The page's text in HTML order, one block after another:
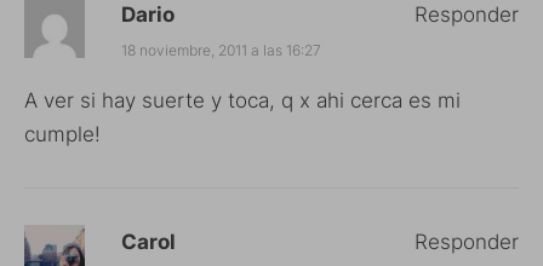
Dario
18 noviembre, 2011 a las 16:27
A ver si hay suerte y toca, q x ahi cerca es mi
cumple!
Responder
Carol Responder